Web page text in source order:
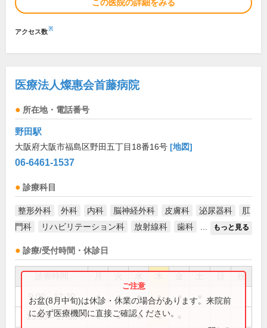
この医院の詳細をみる
アクセス数※
医療法人燦惠会首藤病院
所在地・電話番号
野田駅
大阪府大阪市福島区野田五丁目18番16号 [地図]
06-6461-1537
診療科目
整形外科 外科 内科 脳神経外科 皮膚科 泌尿器科
肛
門科
リハビリテーション科 放射線科 歯科 もっと見る
診療/受付時間・休診日
祝
9:00～12:30 ● ● ● ● ●
13:30～17:00 ● ● ● ●
お盆(8月中旬)は休診・休業の場合があります。来院前
に必ず医療機関に直接ご確認ください。